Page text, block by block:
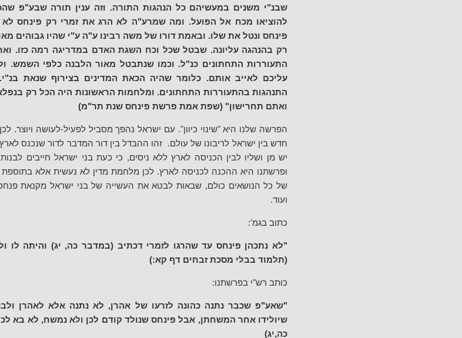
שבנ"י משנים במעשיהם כל הנהגות התורה. וזה ענין תורה שבע"פ
להוציאו מכח אל הפועל. ומה שמרע"ה לא הרג את זמרי רק פינחס
פינחס ונטל את שלו. ובאמת דורו של משה רבינו ע"ה ע"י שהיו גבוהים
רק בהנהגה עליונה. שבטל שכל וכח השגת האדם במדריגה רמה כזו.
התעוררות התחתונים כנ"ל. וכמו שנתבטל מאור הלבנה כלפי השמש.
עליכם לאייב אותם. כלומר שהיה הכאת המדינים בצירוף שנאת
התנהגות בהתעוררות התחתונים. ומלחמות הראשונות היה הכל רק
ואתם תחרישון" (שפת אמת פרשת פינחס שנת תר"מ)
הפרשה שלנו היא "שינוי כיוון". עם ישראל נהפך מסביל לפעיל-לעושה ויוצר.
חדש בין ישראל לריבונו של עולם. זהו ההבדל בין דור המדבר לדור שנכנס
יש מן ושליו לבין הכניסה לארץ ללא ניסים, כי כעת בני ישראל חייבים
ופרשתנו היא ההכנה לכניסה לארץ. לכן מלחמת מדין לא נעשית אלא
של כל הנושאים כולם, שבאות לבטא את העשייה של בני ישראל מקנאת פנחס,
ועוד.
כתוב בגמ':
"לא נתכהן פינחס עד שהרגו לזמרי דכתיב (במדבר כה, יג) והיתה לו
(תלמוד בבלי מסכת זבחים דף קא:)
כותב רש"י בפרשתנו:
"שאע"פ שכבר נתנה כהונה לזרעו של אהרן, לא נתנה אלא לאהרן
שיולידו אחר המשחתן, אבל פינחס שנולד קודם לכן ולא נמשח, לא בא
כה,יג)